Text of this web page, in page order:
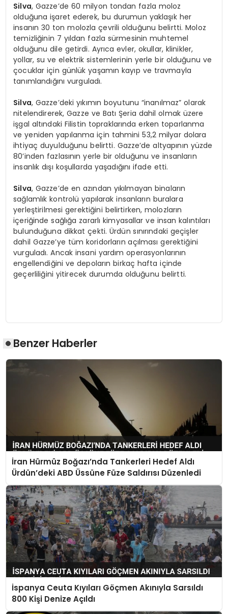
Silva, Gazze’de 60 milyon tondan fazla moloz
olduğuna işaret ederek, bu durumun yaklaşık her
insanın 30 ton molozla çevrili olduğunu belirtti. Moloz
temizliğinin 7 yıldan fazla sürmesinin muhtemel
olduğunu dile getirdi. Ayrıca evler, okullar, klinikler,
yollar, su ve elektrik sistemlerinin yerle bir olduğunu ve
çocuklar için günlük yaşamın kayıp ve travmayla
tanımlandığını vurguladı.
Silva, Gazze’deki yıkımın boyutunu “inanılmaz” olarak
nitelendirerek, Gazze ve Batı Şeria dahil olmak üzere
işgal altındaki Filistin topraklarında erken toparlanma
ve yeniden yapılanma için tahmini 53,2 milyar dolara
ihtiyaç duyulduğunu belirtti. Gazze’de altyapının yüzde
80’inden fazlasının yerle bir olduğunu ve insanların
insanlık dışı koşullarda yaşadığını ifade etti.
Silva, Gazze’de en azından yıkılmayan binaların
sağlamlık kontrolü yapılarak insanların buralara
yerleştirilmesi gerektiğini belirtirken, molozların
içeriğinde sağlığa zararlı kimyasallar ve insan kalıntıları
bulunduğuna dikkat çekti. Ürdün sınırındaki geçişler
dahil Gazze’ye tüm koridorların açılması gerektiğini
vurguladı. Ancak insani yardım operasyonlarının
engellendiğini ve depoların birkaç hafta içinde
geçerliliğini yitirecek durumda olduğunu belirtti.
Benzer Haberler
İran Hürmüz Boğazı’nda Tankerleri Hedef Aldı
Ürdün’deki ABD Üssüne Füze Saldırısı Düzenledi
İspanya Ceuta Kıyıları Göçmen Akınıyla Sarsıldı
800 Kişi Denize Açıldı